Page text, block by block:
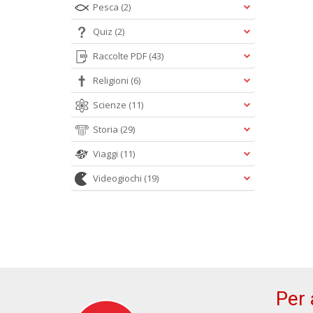
Pesca (2)
Quiz (2)
Raccolte PDF (43)
Religioni (6)
Scienze (11)
Storia (29)
Viaggi (11)
Videogiochi (19)
Per